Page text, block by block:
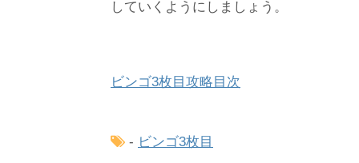
していくようにしましょう。
ビンゴ3枚目攻略目次
- ビンゴ3枚目